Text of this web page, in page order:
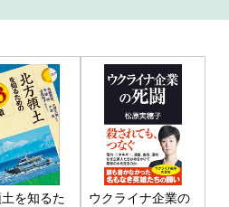
を知るた
ウクライナ企業の